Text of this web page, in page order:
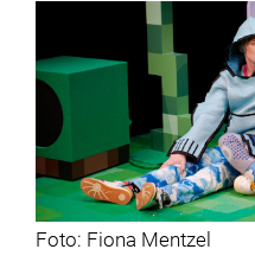
Foto: Fiona Mentzel